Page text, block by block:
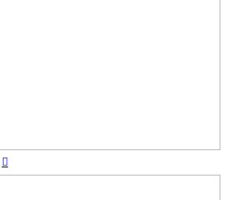
︎︎︎